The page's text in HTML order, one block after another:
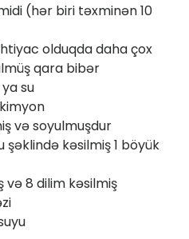
(hər biri təxminən 10
olduqda daha çox
qara bibər
su
və soyulmuşdur
şəklində kəsilmiş 1 böyük
və 8 dilim kəsilmiş